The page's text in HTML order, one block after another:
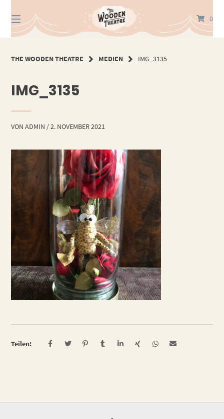
zum
Inhalt
0
THE WOODEN THEATRE MEDIEN IMG_3135
IMG_3135
VONADMIN /2. NOVEMBER 2021
Teilen: